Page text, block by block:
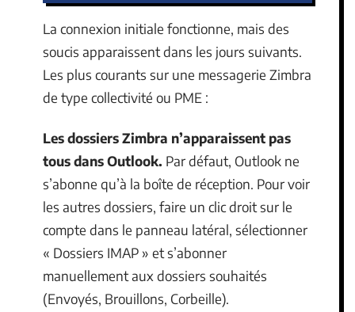
La connexion initiale fonctionne, mais des
soucis apparaissent dans les jours suivants.
Les plus courants sur une messagerie Zimbra
de type collectivité ou PME :
Les dossiers Zimbra n’apparaissent pas
tous dans Outlook. Par défaut, Outlook ne
s’abonne qu’à la boîte de réception. Pour voir
les autres dossiers, faire un clic droit sur le
compte dans le panneau latéral, sélectionner
« Dossiers IMAP » et s’abonner
manuellement aux dossiers souhaités
(Envoyés, Brouillons, Corbeille).